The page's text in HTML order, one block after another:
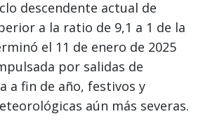
descendente actual de
a la ratio de 9,1 a 1 de la
el 11 de enero de 2025
por salidas de
a fin de año, festivos y
aún más severas.